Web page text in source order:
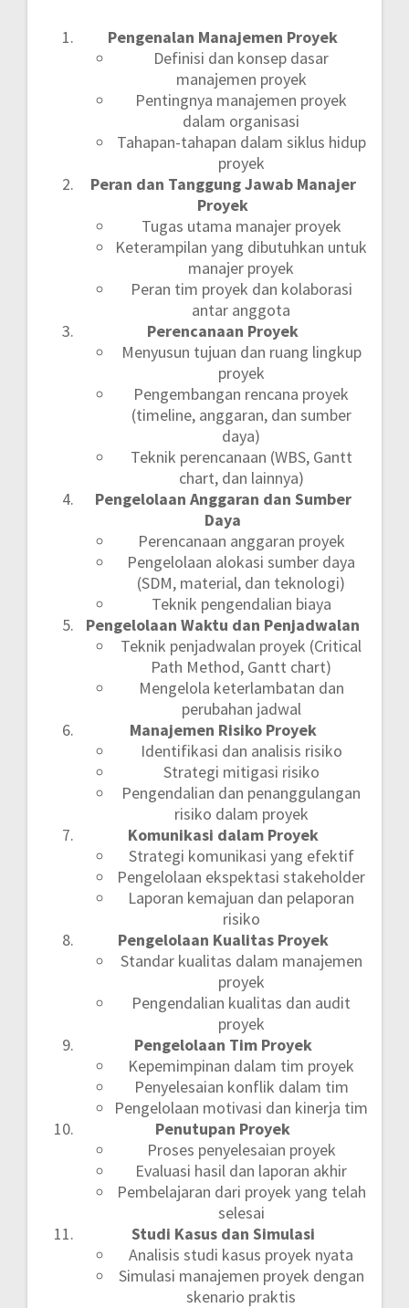
Pengenalan Manajemen Proyek
Definisi dan konsep dasar
manajemen proyek
Pentingnya manajemen proyek
dalam organisasi
Tahapan-tahapan dalam siklus hidup
proyek
Peran dan Tanggung Jawab Manajer
Proyek
Tugas utama manajer proyek
Keterampilan yang dibutuhkan untuk
manajer proyek
Peran tim proyek dan kolaborasi
antar anggota
Perencanaan Proyek
Menyusun tujuan dan ruang lingkup
proyek
Pengembangan rencana proyek
(timeline, anggaran, dan sumber
daya)
Teknik perencanaan (WBS, Gantt
chart, dan lainnya)
Pengelolaan Anggaran dan Sumber
Daya
Perencanaan anggaran proyek
Pengelolaan alokasi sumber daya
(SDM, material, dan teknologi)
Teknik pengendalian biaya
Pengelolaan Waktu dan Penjadwalan
Teknik penjadwalan proyek (Critical
Path Method, Gantt chart)
Mengelola keterlambatan dan
perubahan jadwal
Manajemen Risiko Proyek
Identifikasi dan analisis risiko
Strategi mitigasi risiko
Pengendalian dan penanggulangan
risiko dalam proyek
Komunikasi dalam Proyek
Strategi komunikasi yang efektif
Pengelolaan ekspektasi stakeholder
Laporan kemajuan dan pelaporan
risiko
Pengelolaan Kualitas Proyek
Standar kualitas dalam manajemen
proyek
Pengendalian kualitas dan audit
proyek
Pengelolaan Tim Proyek
Kepemimpinan dalam tim proyek
Penyelesaian konflik dalam tim
Pengelolaan motivasi dan kinerja tim
Penutupan Proyek
Proses penyelesaian proyek
Evaluasi hasil dan laporan akhir
Pembelajaran dari proyek yang telah
selesai
Studi Kasus dan Simulasi
Analisis studi kasus proyek nyata
Simulasi manajemen proyek dengan
skenario praktis